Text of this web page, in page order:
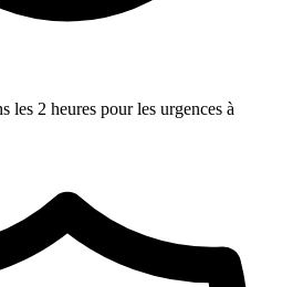
les 2 heures pour les urgences à